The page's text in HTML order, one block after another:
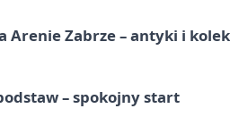
Arenie Zabrze – antyki i
– spokojny start